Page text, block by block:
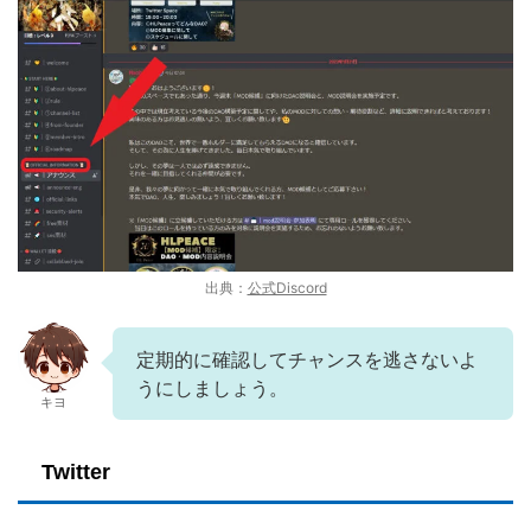
出典： 公式Discord
キヨ
定期的に確認してチャンスを逃さないよ
うにしましょう。
Twitter